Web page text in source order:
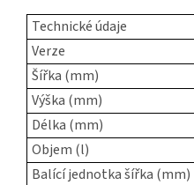
Technické údaje
Verze
Šířka (mm)
Výška (mm)
Délka (mm)
Objem (l)
Balící jednotka šířka (mm)